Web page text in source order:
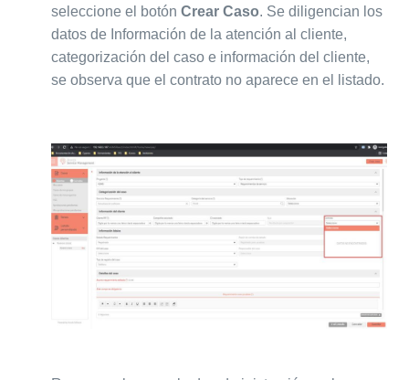
seleccione el botón Crear Caso. Se diligencian los
datos de Información de la atención al cliente,
categorización del caso e información del cliente,
se observa que el contrato no aparece en el listado.